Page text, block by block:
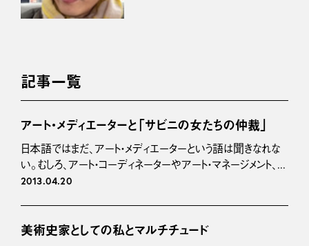
記事一覧
アート・メディエーターと「サビニの女たちの仲裁」
日本語ではまだ、アート・メディエーターという語は聞きなれな
い。むしろ、アート・コーディネーターやアート・マネージメント、...
2013.04.20
美術史家としての私とマルチチュード